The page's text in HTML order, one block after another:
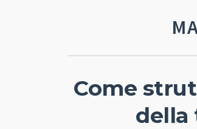
Come
della